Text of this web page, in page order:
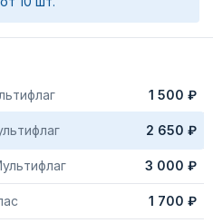
1 500 ₽
2 650 ₽
3 000 ₽
1 700 ₽